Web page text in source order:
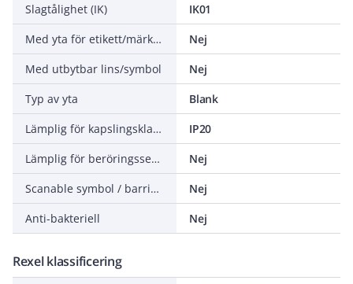
Slagtålighet (IK)
IK01
Med yta för etikett/märkning
Nej
Med utbytbar lins/symbol
Nej
Typ av yta
Blank
Lämplig för kapslingsklass (IP)
IP20
Lämplig för beröringssensor för bussystem
Nej
Scanable symbol / barrier free
Nej
Anti-bakteriell
Nej
Rexel klassificering